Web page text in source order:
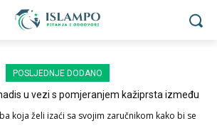
POSLJEDNJE DODANO
u vezi s pomjeranjem kažiprsta između
koja želi izaći sa svojim zaručnikom kako bi se